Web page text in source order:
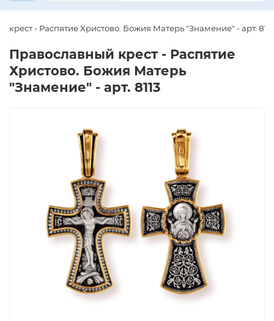
крест - Распятие Христово. Божия Матерь "Знамение" - арт. 8113
Православны​й крест - Распятие
Христово. Божия Матерь
"Знамение" - арт. 8113